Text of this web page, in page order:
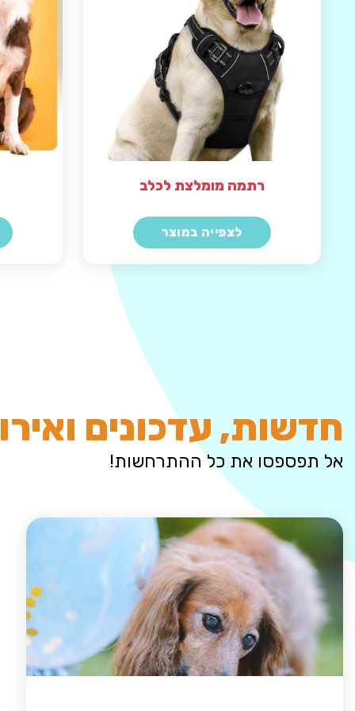
רתמה מומלצת לכלב
לצפייה במוצר
חדשות, עדכונים
אל תפספסו את כל ההתרחשות!